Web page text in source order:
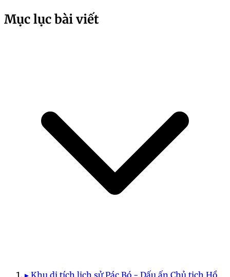
Mục lục bài viết
▸ Khu di tích lịch sử Pác Bó - Dấu ấn Chủ tịch Hồ